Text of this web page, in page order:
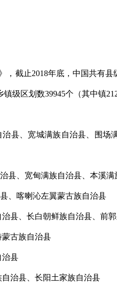
截止2018年底，中国共有县
级区划数39945个（其中镇
县、宽城满族自治县、围场
、宽甸满族自治县、本溪满
、喀喇沁左翼蒙古族自治县
县、长白朝鲜族自治县、前
古族自治县
县
治县、长阳土家族自治县